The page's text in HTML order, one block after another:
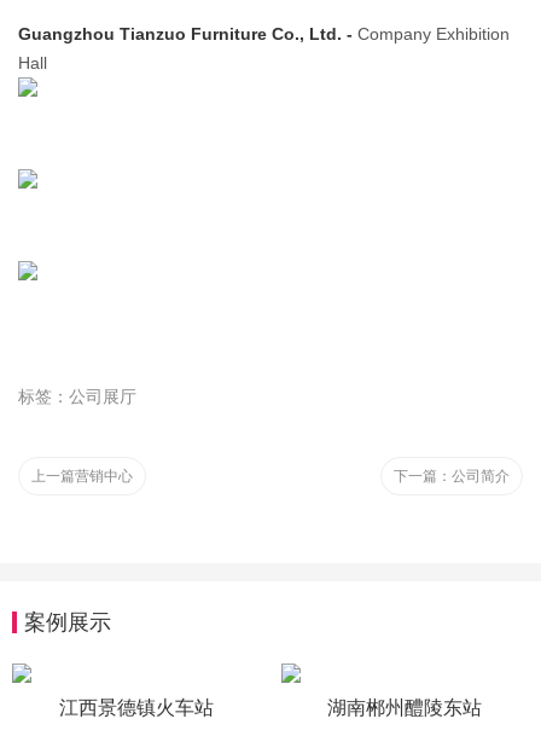
Guangzhou Tianzuo Furniture Co., Ltd. - Company Exhibition
Hall
标签：公司展厅
上一篇营销中心 下一篇： 公司简介
案例展示
江西景德镇火车站 湖南郴州醴陵东站